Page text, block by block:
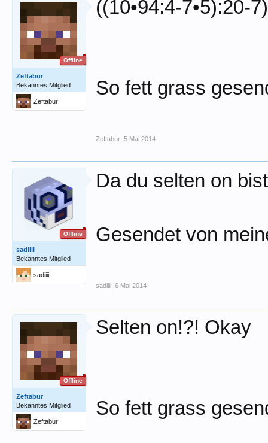
Offline
Zeftabur
Bekanntes Mitglied
Zeftabur
((10•94:4-7•5):20-
So fett grass
Zeftabur 5 Mai 2014
Offline
sadiiii
Bekanntes Mitglied
sadiiii
Da du selten on
Gesendet von
sadiiii 6 Mai 2014
Offline
Zeftabur
Bekanntes Mitglied
Zeftabur
Selten on!?! Okay
So fett grass